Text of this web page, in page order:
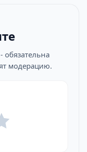
обязательна
модерацию.